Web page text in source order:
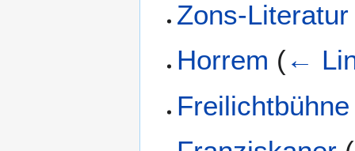
Zons-Literatur
Horrem (←
Freilichtbühne